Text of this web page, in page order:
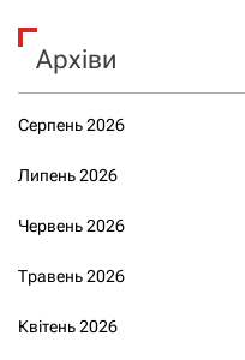
Архіви
Серпень 2026
Липень 2026
Червень 2026
Травень 2026
Квітень 2026